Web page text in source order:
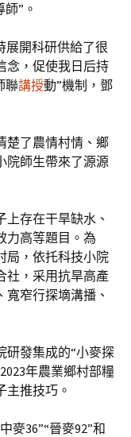
”。
展開科研供給了很
念，促使我日后持
聯講授動”機制，鄧
楚了農情村情、鄉
院師生帶來了源源
存在干旱缺水、
力高等題目。為
局，依托科技小院
社，采用抗旱高產
窄行探墑溝播、
研發集成的“小麥探
年農業鄉村部糧
主推技巧。
麥36”“晉麥92”和